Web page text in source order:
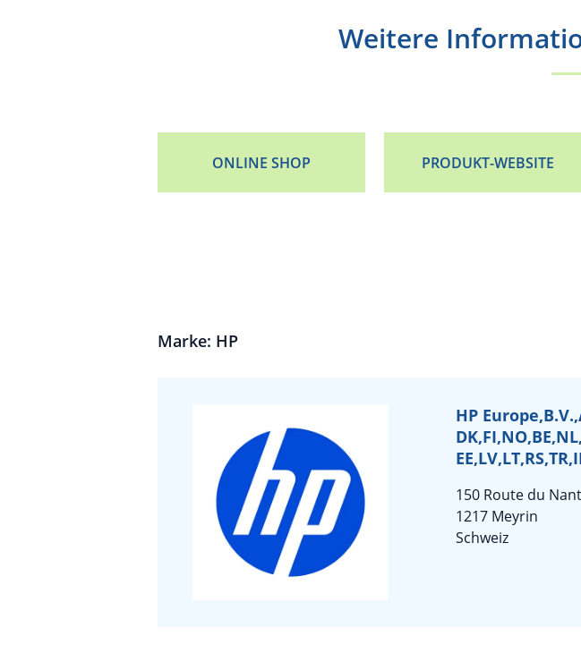
Weitere
ONLINE SHOP PRODUKT-WEBSITE
Marke: HP
HP
150 Route du
1217 Meyrin
Schweiz